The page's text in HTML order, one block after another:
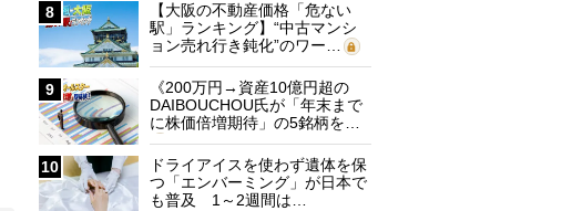
8
【大阪の不動産価格「危ない
駅」ランキング】“中古マンシ
ョン売れ行き鈍化”のワー…
9
《200万円→資産10億円超の
DAIBOUCHOU氏が「年末まで
に株価倍増期待」の5銘柄を…
10
ドライアイスを使わず遺体を保
つ「エンバーミング」が日本で
も普及 1～2週間は…